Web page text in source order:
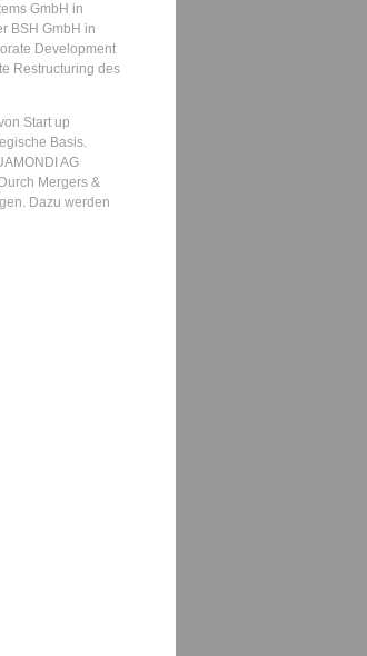
GmbH in
BSH GmbH in
Development
Restructuring des
Start up
Basis.
AG
Mergers &
Dazu werden